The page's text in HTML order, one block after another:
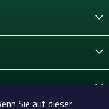
Sie auf dieser